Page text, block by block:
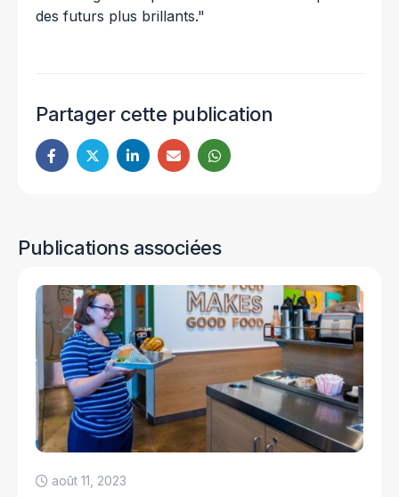
des futurs plus brillants."
Partager cette publication
Publications associées
août 11, 2023